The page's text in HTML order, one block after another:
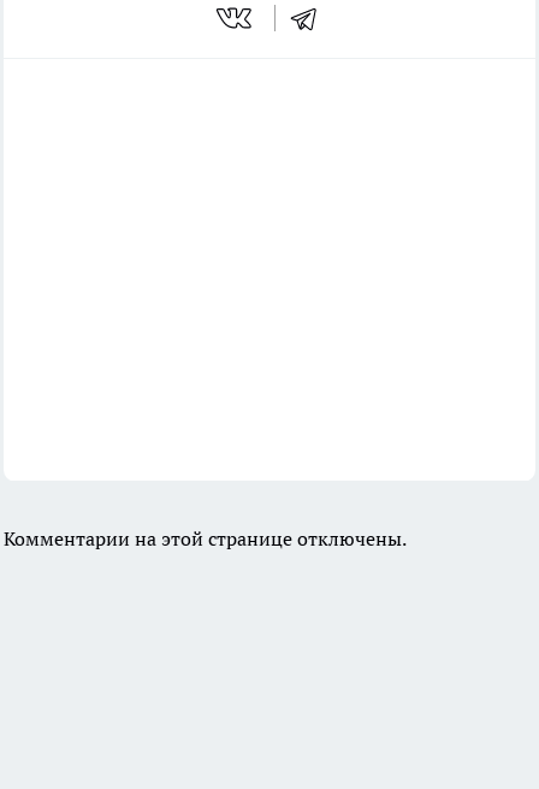
Комментарии на этой странице отключены.